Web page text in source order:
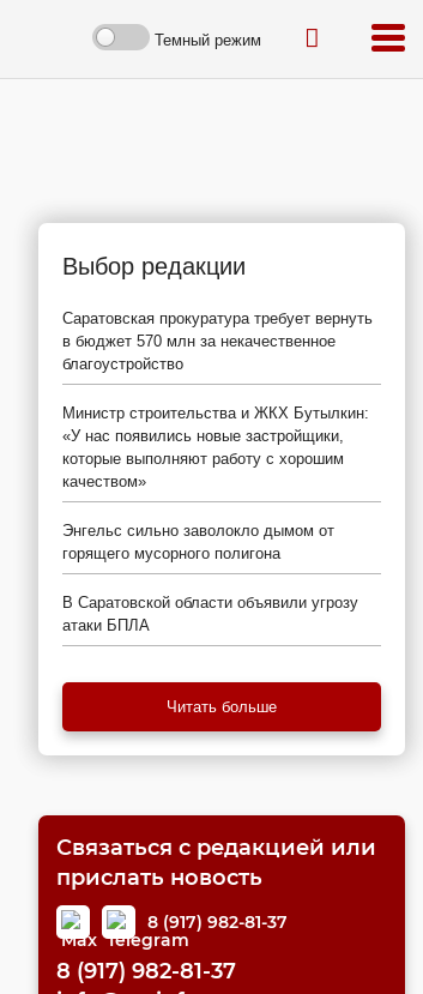
Темный режим
Выбор редакции
Саратовская прокуратура требует вернуть
в бюджет 570 млн за некачественное
благоустройство
Министр строительства и ЖКХ Бутылкин:
«У нас появились новые застройщики,
которые выполняют работу с хорошим
качеством»
Энгельс сильно заволокло дымом от
горящего мусорного полигона
В Саратовской области объявили угрозу
атаки БПЛА
Читать больше
Связаться с редакцией или
прислать новость
8 (917) 982-81-37
8 (917) 982-81-37